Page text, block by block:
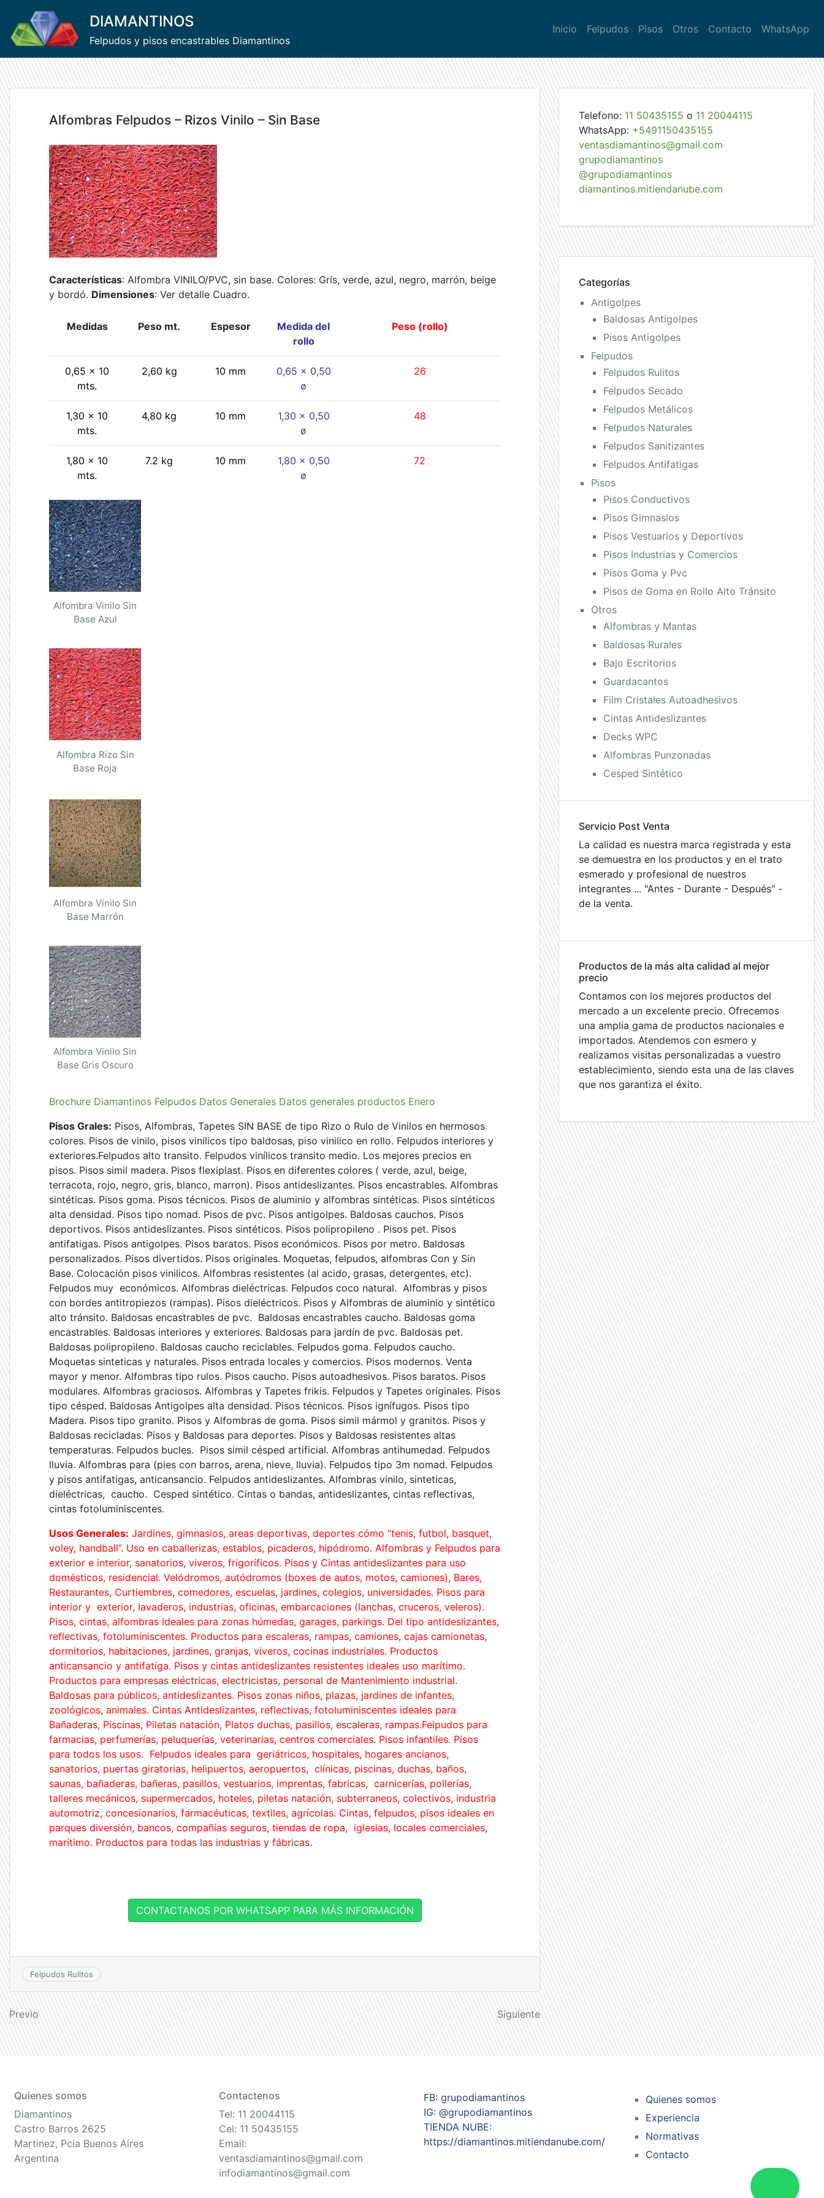
content
DIAMANTINOS
Felpudos y pisos encastrables Diamantinos
Inicio Felpudos Pisos Otros Contacto WhatsApp
Alfombras Felpudos – Rizos Vinilo – Sin Base
Características: Alfombra VINILO/PVC, sin base. Colores: Gris, verde, azul, negro, marrón, beige
y bordó. Dimensiones: Ver detalle Cuadro.
Medidas Peso mt. Espesor
Medida del
rollo
Peso (rollo)
0,65 x 10
mts.
2,60 kg 10 mm
0,65 x 0,50
ø
26
1,30 x 10
mts.
4,80 kg 10 mm
1,30 x 0,50
ø
48
1,80 x 10
mts.
7.2 kg 10 mm
1,80 x 0,50
ø
72
Alfombra Vinilo Sin
Base Azul
Alfombra Rizo Sin
Base Roja
Alfombra Vinilo Sin
Base Marrón
Alfombra Vinilo Sin
Base Gris Oscuro
Brochure Diamantinos Felpudos Datos Generales Datos generales productos Enero
Pisos Grales: Pisos, Alfombras, Tapetes SIN BASE de tipo Rizo o Rulo de Vinilos en hermosos
colores. Pisos de vinilo, pisos vinilicos tipo baldosas, piso vinilico en rollo. Felpudos interiores y
exteriores.Felpudos alto transito. Felpudos vinílicos transito medio. Los mejores precios en
pisos. Pisos simil madera. Pisos flexiplast. Pisos en diferentes colores ( verde, azul, beige,
terracota, rojo, negro, gris, blanco, marron). Pisos antideslizantes. Pisos encastrables. Alfombras
sintéticas. Pisos goma. Pisos técnicos. Pisos de aluminio y alfombras sintéticas. Pisos sintéticos
alta densidad. Pisos tipo nomad. Pisos de pvc. Pisos antigolpes. Baldosas cauchos. Pisos
deportivos. Pisos antideslizantes. Pisos sintéticos. Pisos polipropileno . Pisos pet. Pisos
antifatigas. Pisos antigolpes. Pisos baratos. Pisos económicos. Pisos por metro. Baldosas
personalizados. Pisos divertidos. Pisos originales. Moquetas, felpudos, alfombras Con y Sin
Base. Colocación pisos vinilicos. Alfombras resistentes (al acido, grasas, detergentes, etc).
Felpudos muy económicos. Alfombras dieléctricas. Felpudos coco natural. Alfombras y pisos
con bordes antitropiezos (rampas). Pisos dieléctricos. Pisos y Alfombras de aluminio y sintético
alto tránsito. Baldosas encastrables de pvc. Baldosas encastrables caucho. Baldosas goma
encastrables. Baldosas interiores y exteriores. Baldosas para jardín de pvc. Baldosas pet.
Baldosas polipropileno. Baldosas caucho reciclables. Felpudos goma. Felpudos caucho.
Moquetas sinteticas y naturales. Pisos entrada locales y comercios. Pisos modernos. Venta
mayor y menor. Alfombras tipo rulos. Pisos caucho. Pisos autoadhesivos. Pisos baratos. Pisos
modulares. Alfombras graciosos. Alfombras y Tapetes frikis. Felpudos y Tapetes originales. Pisos
tipo césped. Baldosas Antigolpes alta densidad. Pisos técnicos. Pisos ignífugos. Pisos tipo
Madera. Pisos tipo granito. Pisos y Alfombras de goma. Pisos simil mármol y granitos. Pisos y
Baldosas recicladas. Pisos y Baldosas para deportes. Pisos y Baldosas resistentes altas
temperaturas. Felpudos bucles. Pisos simil césped artificial. Alfombras antihumedad. Felpudos
lluvia. Alfombras para (pies con barros, arena, nieve, lluvia). Felpudos tipo 3m nomad. Felpudos
y pisos antifatigas, anticansancio. Felpudos antideslizantes. Alfombras vinilo, sinteticas,
dieléctricas, caucho. Cesped sintético. Cintas o bandas, antideslizantes, cintas reflectivas,
cintas fotoluminiscentes.
Usos Generales: Jardines, gimnasios, areas deportivas, deportes cómo “tenis, futbol, basquet,
voley, handball”. Uso en caballerizas, establos, picaderos, hipódromo. Alfombras y Felpudos para
exterior e interior, sanatorios, viveros, frigoríficos. Pisos y Cintas antideslizantes para uso
domésticos, residencial. Velódromos, autódromos (boxes de autos, motos, camiones), Bares,
Restaurantes, Curtiembres, comedores, escuelas, jardines, colegios, universidades. Pisos para
interior y exterior, lavaderos, industrias, oficinas, embarcaciones (lanchas, cruceros, veleros).
Pisos, cintas, alfombras ideales para zonas húmedas, garages, parkings. Del tipo antideslizantes,
reflectivas, fotoluminiscentes. Productos para escaleras, rampas, camiones, cajas camionetas,
dormitorios, habitaciones, jardines, granjas, viveros, cocinas industriales. Productos
anticansancio y antifatiga. Pisos y cintas antideslizantes resistentes ideales uso marítimo.
Productos para empresas eléctricas, electricistas, personal de Mantenimiento industrial.
Baldosas para públicos, antideslizantes. Pisos zonas niños, plazas, jardines de infantes,
zoológicos, animales. Cintas Antideslizantes, reflectivas, fotoluminiscentes ideales para
Bañaderas, Piscinas, Piletas natación, Platos duchas, pasillos, escaleras, rampas.Felpudos para
farmacias, perfumerías, peluquerías, veterinarias, centros comerciales. Pisos infantiles. Pisos
para todos los usos. Felpudos ideales para geriátricos, hospitales, hogares ancianos,
sanatorios, puertas giratorias, helipuertos, aeropuertos, clínicas, piscinas, duchas, baños,
saunas, bañaderas, bañeras, pasillos, vestuarios, imprentas, fabricas, carnicerías, pollerías,
talleres mecánicos, supermercados, hoteles, piletas natación, subterraneos, colectivos, industria
automotriz, concesionarios, farmacéuticas, textiles, agrícolas. Cintas, felpudos, pisos ideales en
parques diversión, bancos, compañías seguros, tiendas de ropa, iglesias, locales comerciales,
marítimo. Productos para todas las industrias y fábricas.
CONTACTANOS POR WHATSAPP PARA MÁS INFORMACIÓN
Felpudos Rulitos
Navegación
de
Previo Siguiente
Telefono: 11 50435155 o 11 20044115
WhatsApp: +5491150435155
ventasdiamantinos@gmail.com
grupodiamantinos
@grupodiamantinos
diamantinos.mitiendanube.com
Categorías
Antigolpes
Baldosas Antigolpes
Pisos Antigolpes
Felpudos
Felpudos Rulitos
Felpudos Secado
Felpudos Metálicos
Felpudos Naturales
Felpudos Sanitizantes
Felpudos Antifatigas
Pisos
Pisos Conductivos
Pisos Gimnasios
Pisos Vestuarios y Deportivos
Pisos Industrias y Comercios
Pisos Goma y Pvc
Pisos de Goma en Rollo Alto Tránsito
Otros
Alfombras y Mantas
Baldosas Rurales
Bajo Escritorios
Guardacantos
Film Cristales Autoadhesivos
Cintas Antideslizantes
Decks WPC
Alfombras Punzonadas
Cesped Sintético
Servicio Post Venta
La calidad es nuestra marca registrada y esta
se demuestra en los productos y en el trato
esmerado y profesional de nuestros
integrantes ... "Antes - Durante - Después" -
de la venta.
Productos de la más alta calidad al mejor
precio
Contamos con los mejores productos del
mercado a un excelente precio. Ofrecemos
una amplia gama de productos nacionales e
importados. Atendemos con esmero y
realizamos visitas personalizadas a vuestro
establecimiento, siendo esta una de las claves
que nos garantiza el éxito.
Quienes somos
Diamantinos
Castro Barros 2625
Martinez, Pcia Buenos Aires
Argentina
Contactenos
Tel: 11 20044115
Cel: 11 50435155
Email:
ventasdiamantinos@gmail.com
infodiamantinos@gmail.com
FB: grupodiamantinos
IG: @grupodiamantinos
TIENDA NUBE:
https://diamantinos.mitiendanube.com/
Quienes somos
Experiencia
Normativas
Contacto